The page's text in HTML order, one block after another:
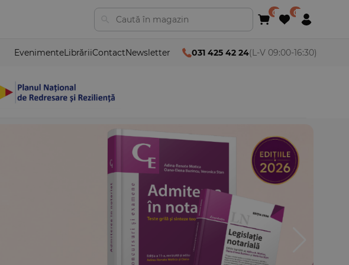
EvenimenteLibrăriiContactNewsletter 031 425 42 24(L-V 09:00-16:30)